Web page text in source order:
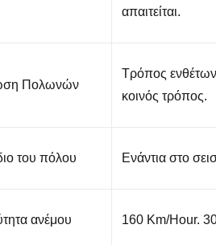
απαιτείται.
Πολωνών
Τρόπος
κοινός τρόπος.
του πόλου Ενάντια στο
ανέμου 160 Km/Hour.